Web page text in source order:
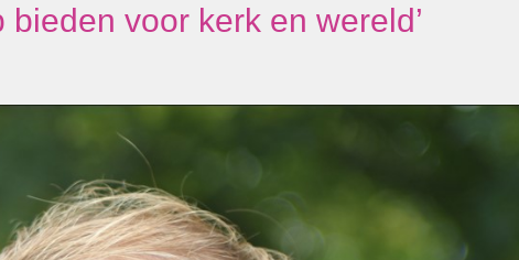
voor kerk en wereld’